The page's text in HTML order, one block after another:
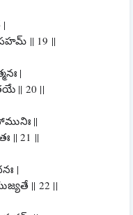
|| 19 ||
|
|| 20 ||
||
|| 21 ||
|
|| 22 ||